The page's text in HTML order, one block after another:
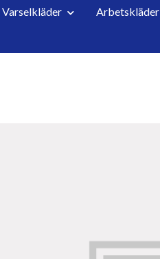
Varselkläder Arbetskläder